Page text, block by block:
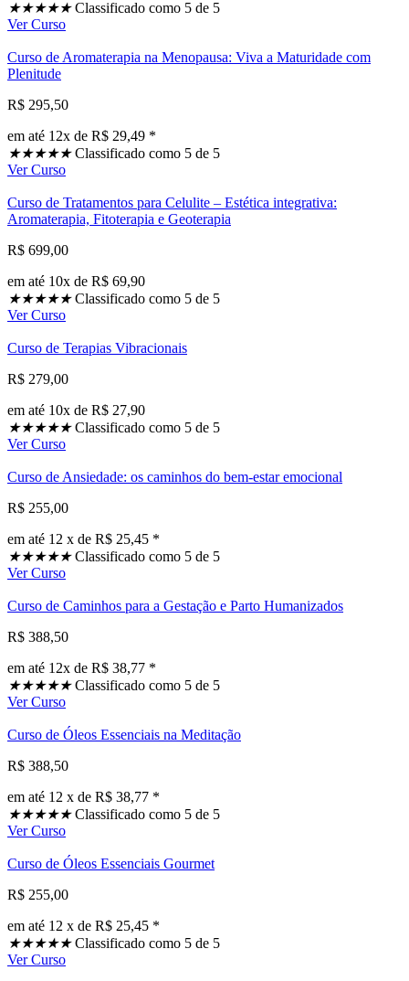
★★★★★ Classificado como 5 de 5
Ver Curso
Curso de Aromaterapia na Menopausa: Viva a Maturidade com
Plenitude
R$ 295,50
em até 12x de R$ 29,49 *
★★★★★ Classificado como 5 de 5
Ver Curso
Curso de Tratamentos para Celulite – Estética integrativa:
Aromaterapia, Fitoterapia e Geoterapia
R$ 699,00
em até 10x de R$ 69,90
★★★★★ Classificado como 5 de 5
Ver Curso
Curso de Terapias Vibracionais
R$ 279,00
em até 10x de R$ 27,90
★★★★★ Classificado como 5 de 5
Ver Curso
Curso de Ansiedade: os caminhos do bem-estar emocional
R$ 255,00
em até 12 x de R$ 25,45 *
★★★★★ Classificado como 5 de 5
Ver Curso
Curso de Caminhos para a Gestação e Parto Humanizados
R$ 388,50
em até 12x de R$ 38,77 *
★★★★★ Classificado como 5 de 5
Ver Curso
Curso de Óleos Essenciais na Meditação
R$ 388,50
em até 12 x de R$ 38,77 *
★★★★★ Classificado como 5 de 5
Ver Curso
Curso de Óleos Essenciais Gourmet
R$ 255,00
em até 12 x de R$ 25,45 *
★★★★★ Classificado como 5 de 5
Ver Curso